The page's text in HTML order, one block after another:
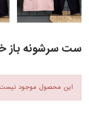
ست سرشونه باز
این محصول موجود